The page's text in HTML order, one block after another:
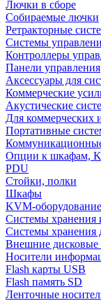
Лючки в сборе
Собираемые лючки
Ретракторные
Системы
Контроллеры
Панели управления
Аксессуары для
Коммерческие
Акустические
Для коммерческих
Портативные
Опции к шкафам,
PDU
Стойки, полки
Шкафы
KVM-оборудование
Системы хранения
Системы хранения
Внешние дисковые
Носители
Flash карты USB
Flash память SD
Ленточные